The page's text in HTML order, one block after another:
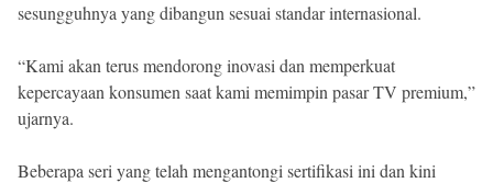
sesungguhnya yang dibangun sesuai standar internasional.
“Kami akan terus mendorong inovasi dan memperkuat
kepercayaan konsumen saat kami memimpin pasar TV premium,”
ujarnya.
Beberapa seri yang telah mengantongi sertifikasi ini dan kini